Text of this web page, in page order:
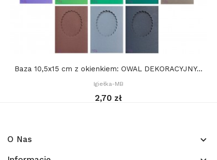
Baza 10,5x15 cm z okienkiem: OWAL DEKORACYJNY...
Igiełka-MB
2,70 zł
O Nas keyboard_arrow_down